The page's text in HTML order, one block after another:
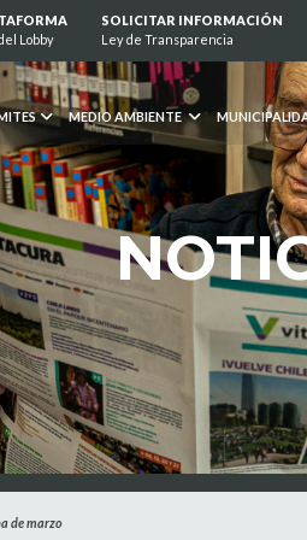
Lobby
SOLICITAR INFORMACIÓN
Ley de Transparencia
MEDIO AMBIENTE
de marzo